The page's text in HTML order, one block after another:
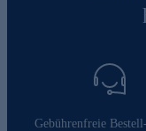
Gebührenfreie